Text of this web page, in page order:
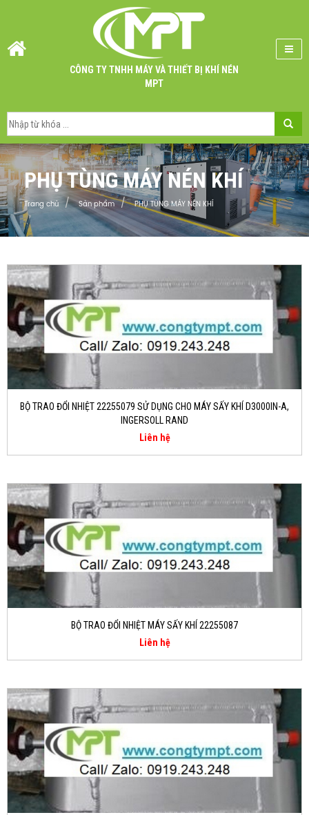
CÔNG TY TNHH MÁY VÀ THIẾT BỊ KHÍ NÉN
MPT
PHỤ TÙNG MÁY NÉN KHÍ
Trang chủ Sản phẩm PHỤ TÙNG MÁY NÉN KHÍ
BỘ TRAO ĐỔI NHIỆT 22255079 SỬ DỤNG CHO MÁY SẤY KHÍ D3000IN-A,
INGERSOLL RAND
Liên hệ
BỘ TRAO ĐỔI NHIỆT MÁY SẤY KHÍ 22255087
Liên hệ